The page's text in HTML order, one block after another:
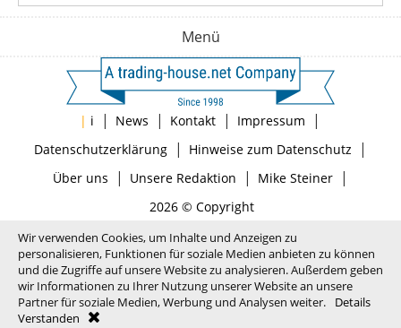
Menü
| i | News | Kontakt | Impressum |
Datenschutzerklärung| Hinweise zum Datenschutz |
Über uns | Unsere Redaktion | Mike Steiner|
2026 © Copyright
Wir verwenden Cookies, um Inhalte und Anzeigen zu
personalisieren, Funktionen für soziale Medien anbieten zu können
und die Zugriffe auf unsere Website zu analysieren. Außerdem geben
wir Informationen zu Ihrer Nutzung unserer Website an unsere
Partner für soziale Medien, Werbung und Analysen weiter.
Details
Verstanden